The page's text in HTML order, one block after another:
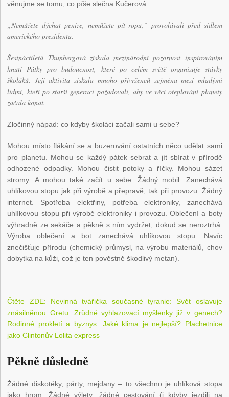
věnujme se tomu, co píše slečna Kučerová:
„Nemůžete dýchat peníze, nemůžete pít ropu,“ provolávali před sídlem
amerického prezidenta.
Šestnáctiletá Thunbergová získala mezinárodní pozornost inspirováním
hnutí Pátky pro budoucnost, které po celém světě organizuje stávky
školáků. Její aktivita získala mnoho přívrženců zejména mezi mladými
lidmi, kteří po starší generaci požadovali, aby ve věci oteplování planety
začala konat.
Zločinný nápad: co kdyby školáci začali sami u sebe?
Mohou místo flákání se a buzerování ostatních něco udělat sami
pro planetu. Mohou se každý pátek sebrat a jít sbírat v přírodě
odhozené odpadky. Mohou čistit potoky a říčky. Mohou sázet
stromy. A mohou také začít u sebe. Žádný mobil. Zanechává
uhlíkovou stopu jak při výrobě a přepravě, tak při provozu. Žádný
internet. Spotřeba elektřiny, potřeba elektroniky, zanechává
uhlíkovou stopu při výrobě elektroniky i provozu. Oblečení a boty
výhradně ze sekáče a pěkně s ním vydržet, dokud se neroztrhá.
Výroba oblečení a bot zanechává uhlíkovou stopu. Navíc
znečišťuje přírodu (chemický průmysl, na výrobu materiálů, chov
dobytka na kůži, což je ten pověstně škodlivý metan).
Čtěte ZDE: Nevinná tvářička současné tyranie: Svět oslavuje
znásilněnou Gretu. Zrůdné vyhlazovací myšlenky již v genech?
Rodinné prokletí a byznys. Jaké klima je nejlepší? Plachetnice
jako Clintonův Lolita express
Pěkně důsledně
Žádné diskotéky, párty, mejdany – to všechno je uhlíková stopa
jako hrom. Žádné výlety, žádné cestování (i kdyby jezdili na